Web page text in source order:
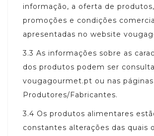
informação, a oferta de
promoções e condições
apresentadas no website
3.3 As informações sobre as
dos produtos podem ser
vougagourmet.pt ou nas
Produtores/Fabricantes.
3.4 Os produtos alimentares
constantes alterações das quais o